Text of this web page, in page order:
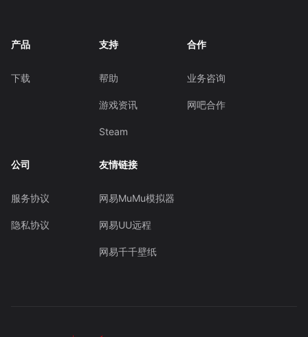
产品
下载
支持
帮助
游戏资讯
Steam
合作
业务咨询
网吧合作
公司
服务协议
隐私协议
友情链接
网易MuMu模拟器
网易UU远程
网易千千壁纸